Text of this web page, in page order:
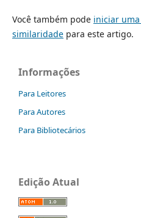
Você também pode iniciar
similaridadepara este artigo.
Informações
Para Leitores
Para Autores
Para Bibliotecários
Edição Atual